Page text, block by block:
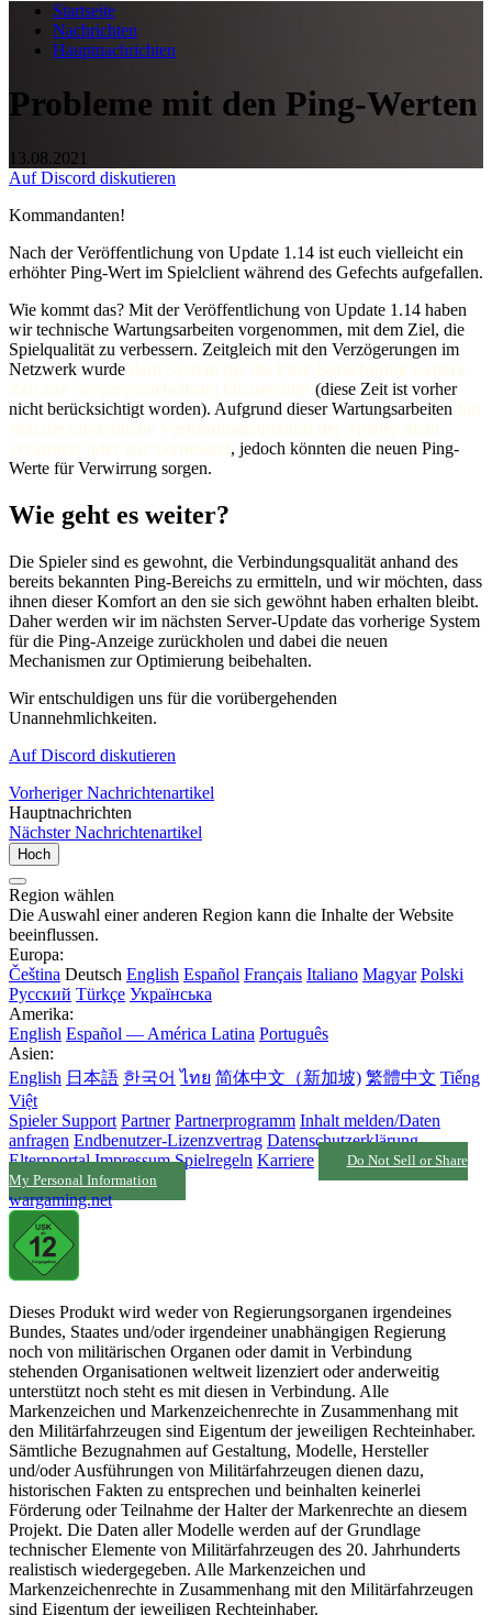
Startseite
Nachrichten
Hauptnachrichten
Probleme mit den Ping-Werten
13.08.2021
Auf Discord diskutieren
Kommandanten!
Nach der Veröffentlichung von Update 1.14 ist euch vielleicht ein
erhöhter Ping-Wert im Spielclient während des Gefechts aufgefallen.
Wie kommt das? Mit der Veröffentlichung von Update 1.14 haben
wir technische Wartungsarbeiten vorgenommen, mit dem Ziel, die
Spielqualität zu verbessern. Zeitgleich mit den Verzögerungen im
Netzwerk wurde
(diese Zeit ist vorher
nicht berücksichtigt worden). Aufgrund dieser Wartungsarbeiten
, jedoch könnten die neuen Ping-
Werte für Verwirrung sorgen.
Wie geht es weiter?
Die Spieler sind es gewohnt, die Verbindungsqualität anhand des
bereits bekannten Ping-Bereichs zu ermitteln, und wir möchten, dass
ihnen dieser Komfort an den sie sich gewöhnt haben erhalten bleibt.
Daher werden wir im nächsten Server-Update das vorherige System
für die Ping-Anzeige zurückholen und dabei die neuen
Mechanismen zur Optimierung beibehalten.
Wir entschuldigen uns für die vorübergehenden
Unannehmlichkeiten.
Auf Discord diskutieren
Vorheriger Nachrichtenartikel
Hauptnachrichten
Nächster Nachrichtenartikel
Hoch
Region wählen
Die Auswahl einer anderen Region kann die Inhalte der Website
beeinflussen.
Europa:
Čeština Deutsch English Español Français Italiano Magyar Polski
Русский Türkçe Українська
Amerika:
English Español — América Latina Português
Asien:
English 日本語 한국어 ไทย 简体中文（新加坡) 繁體中文 Tiếng
Việt
Spieler Support Partner Partnerprogramm Inhalt melden/Daten
anfragen Endbenutzer-Lizenzvertrag Datenschutzerklärung
Elternportal Impressum Spielregeln Karriere
Do Not Sell or Share
My Personal Information
wargaming.net
Dieses Produkt wird weder von Regierungsorganen irgendeines
Bundes, Staates und/oder irgendeiner unabhängigen Regierung
noch von militärischen Organen oder damit in Verbindung
stehenden Organisationen weltweit lizenziert oder anderweitig
unterstützt noch steht es mit diesen in Verbindung. Alle
Markenzeichen und Markenzeichenrechte in Zusammenhang mit
den Militärfahrzeugen sind Eigentum der jeweiligen Rechteinhaber.
Sämtliche Bezugnahmen auf Gestaltung, Modelle, Hersteller
und/oder Ausführungen von Militärfahrzeugen dienen dazu,
historischen Fakten zu entsprechen und beinhalten keinerlei
Förderung oder Teilnahme der Halter der Markenrechte an diesem
Projekt. Die Daten aller Modelle werden auf der Grundlage
technischer Elemente von Militärfahrzeugen des 20. Jahrhunderts
realistisch wiedergegeben. Alle Markenzeichen und
Markenzeichenrechte in Zusammenhang mit den Militärfahrzeugen
sind Eigentum der jeweiligen Rechteinhaber.